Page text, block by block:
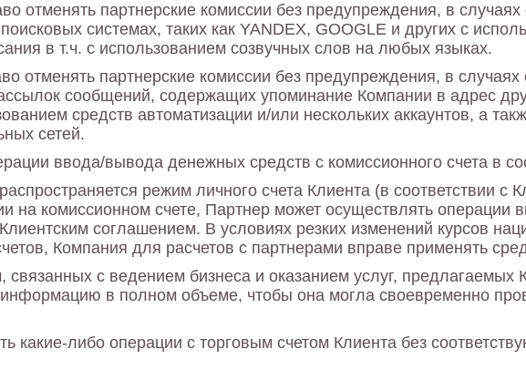
отменять партнерские комиссии без предупреждения, в
системах, таких как YANDEX, GOOGLE и других с
в т.ч. с использованием созвучных слов на любых языках.
отменять партнерские комиссии без предупреждения, в
сообщений, содержащих упоминание Компании в адрес
средств автоматизации и/или нескольких аккаунтов, а
сетей.
ввода/вывода денежных средств с комиссионного счета в
режим личного счета Клиента (в соответствии с
на комиссионном счете, Партнер может осуществлять
Клиентским соглашением. В условиях резких изменений курсов
Компания для расчетов с партнерами вправе применять
связанных с ведением бизнеса и оказанием услуг, предлагаемых
в полном объеме, чтобы она могла своевременно
какие-либо операции с торговым счетом Клиента без